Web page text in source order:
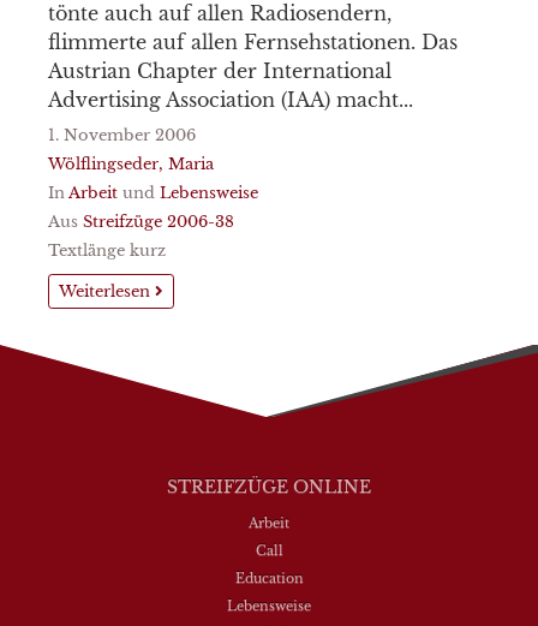
tönte auch auf allen Radiosendern,
flimmerte auf allen Fernsehstationen. Das
Austrian Chapter der International
Advertising Association (IAA) macht...
1. November 2006
Wölflingseder, Maria
In Arbeit und Lebensweise
Aus Streifzüge 2006-38
Textlänge kurz
Weiterlesen
STREIFZÜGE ONLINE
Arbeit
Call
Education
Lebensweise